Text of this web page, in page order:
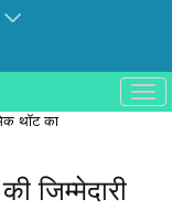
ب
ا
थॉट का
जिम्मेदारी